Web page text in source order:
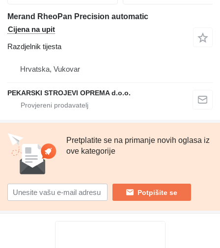
Merand RheoPan Precision automatic
Cijena na upit
Razdjelnik tijesta
Hrvatska, Vukovar
PEKARSKI STROJEVI OPREMA d.o.o.
Pretplatite se na primanje novih oglasa iz
ove kategorije
Potpišite se